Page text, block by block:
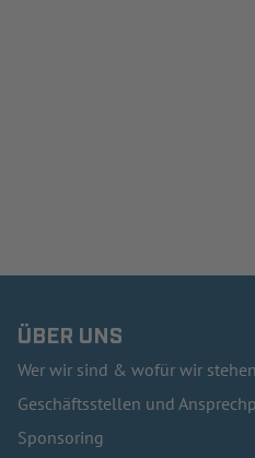
ÜBER UNS
Wer wir sind & wofür wir stehen
Geschäftsstellen und
Sponsoring